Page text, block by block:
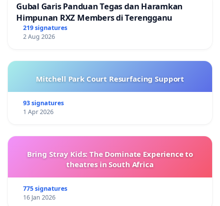
Gubal Garis Panduan Tegas dan Haramkan
Himpunan RXZ Members di Terengganu
219 signatures
2 Aug 2026
Mitchell Park Court Resurfacing Support
93 signatures
1 Apr 2026
Bring Stray Kids: The Dominate Experience to
theatres in South Africa
775 signatures
16 Jan 2026